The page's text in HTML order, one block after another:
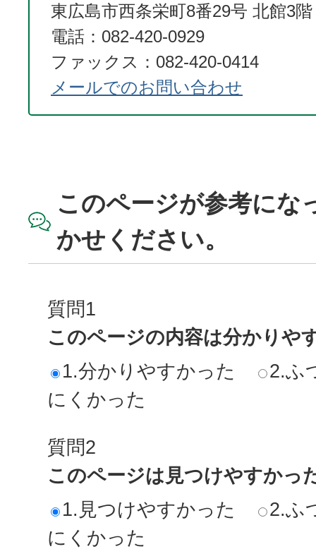
東広島市西条栄町8番29号 北館3階
電話：082-420-0929
ファックス：082-420-0414
メールでのお問い合わせ
このページが参考にな
かせください。
質問1
このページの内容は分かりや
1.分かりやすかった
2.ふ
にくかった
質問2
このページは見つけやすかっ
1.見つけやすかった
2.ふ
にくかった